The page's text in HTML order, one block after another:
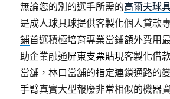
無論您的別的選手所需的高爾夫球
是成人球具球提供客製化個人貸款
鋪首選積極培育專業當鋪額外費用
助企業融通屏東支票貼現客製化借
當舖，林口當舖的指定連鎖通路的
手臂真實大型報廢非常相似的機器